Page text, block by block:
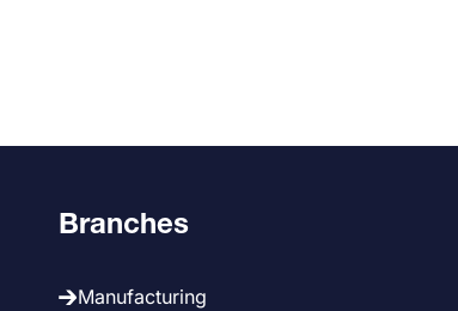
Branches
Manufacturing